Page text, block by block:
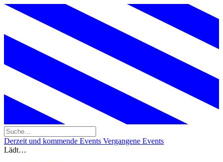
Derzeit und kommende Events Vergangene Events
Lädt…